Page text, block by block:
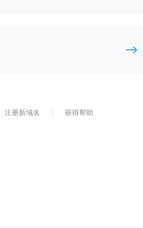
注册新域名 获得帮助